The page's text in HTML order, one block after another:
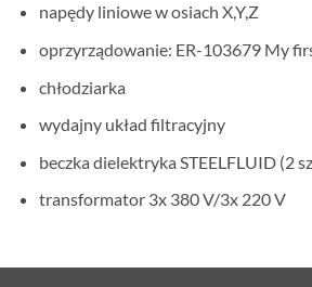
napędy liniowe w osiach X,Y,Z
oprzyrządowanie: ER-103679 My
chłodziarka
wydajny układ filtracyjny
beczka dielektryka STEELFLUID (2
transformator 3x 380 V/3x 220 V